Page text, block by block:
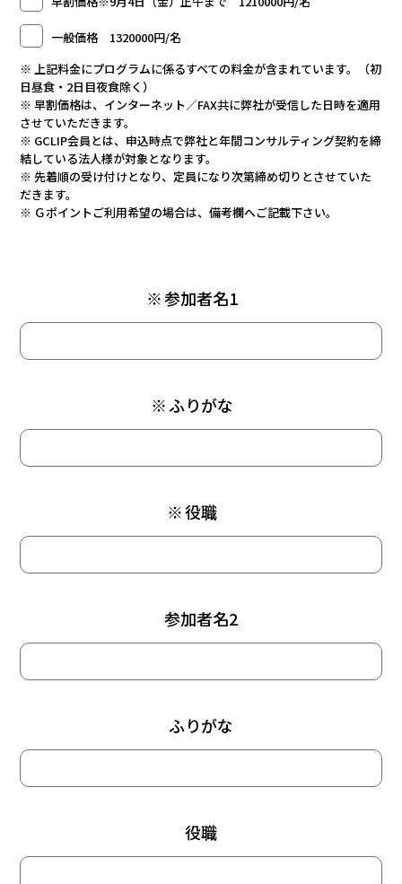
一般価格 1320000円/名
※ 上記料金にプログラムに係るすべての料金が含まれています。（初
日昼食・2日目夜食除く）
※ 早割価格は、インターネット／FAX共に弊社が受信した日時を適用
させていただきます。
※ GCLIP会員とは、申込時点で弊社と年間コンサルティング契約を締
結している法人様が対象となります。
※ 先着順の受け付けとなり、定員になり次第締め切りとさせていた
だきます。
※ Ｇポイントご利用希望の場合は、備考欄へご記載下さい。
参加者名1
※
ふりがな
※
役職
※
参加者名2
ふりがな
役職